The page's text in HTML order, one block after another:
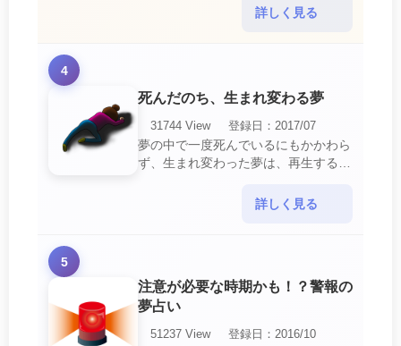
短所やコンプレックスを的確に認識し
詳しく見る
4
死んだのち、生まれ変わる夢
31744 View
登録日：2017/07
夢の中で一度死んでいるにもかかわら
ず、生まれ変わった夢は、再生する夢
あなたに関するすべての運気が上昇し
詳しく見る
5
注意が必要な時期かも！？警報の
夢占い
51237 View
登録日：2016/10